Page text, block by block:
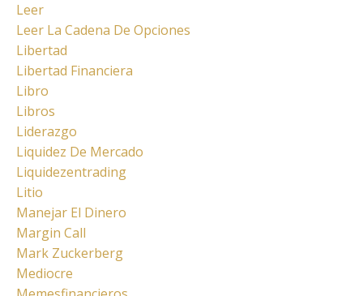
Leer
Leer La Cadena De Opciones
Libertad
Libertad Financiera
Libro
Libros
Liderazgo
Liquidez De Mercado
Liquidezentrading
Litio
Manejar El Dinero
Margin Call
Mark Zuckerberg
Mediocre